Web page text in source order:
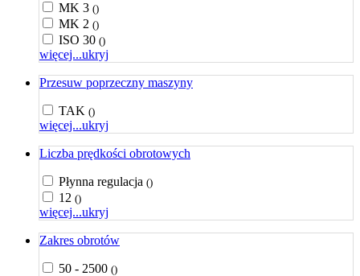
MK 3 ()
MK 2 ()
ISO 30 ()
więcej...ukryj
Przesuw poprzeczny maszyny
TAK ()
więcej...ukryj
Liczba prędkości obrotowych
Płynna regulacja ()
12 ()
więcej...ukryj
Zakres obrotów
50 - 2500 ()